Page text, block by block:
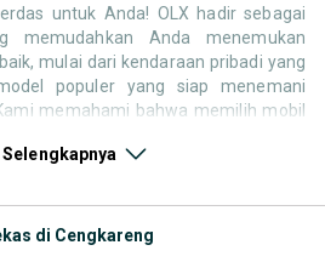
untuk Anda! OLX hadir sebagai
Anda menemukan
mulai dari kendaraan pribadi yang
populer yang siap menemani
memahami bahwa memilih mobil
terpercaya di seluruh Indonesia.
danbudgetAnda!
tepat tentu bukan perkara mudah.
di Cengkareng